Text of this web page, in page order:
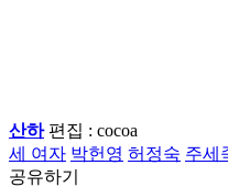
산하 편집 : cocoa
세 여자 박헌영 허정숙 주세
공유하기